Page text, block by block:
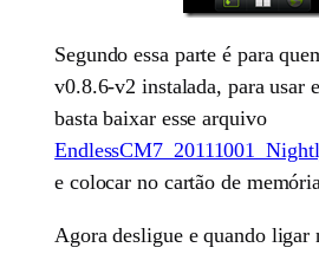
Segundo essa parte é para
v0.8.6-v2 instalada, para usar
basta baixar esse arquivo
e colocar no cartão de
Agora desligue e quando ligar